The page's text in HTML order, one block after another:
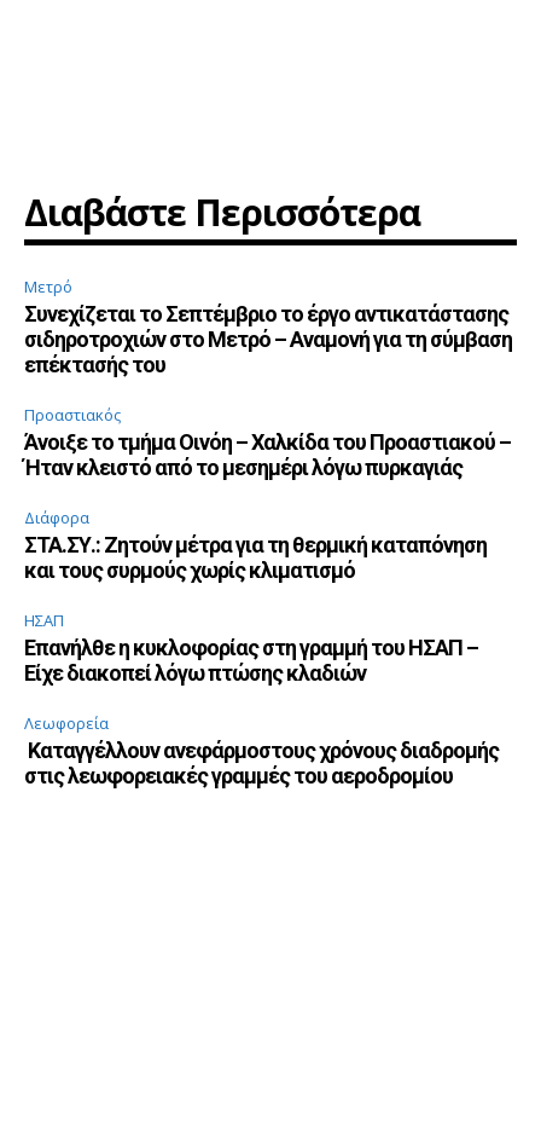
Διαβάστε Περισσότερα
Μετρό
Συνεχίζεται το Σεπτέμβριο το έργο αντικατάστασης
σιδηροτροχιών στο Μετρό – Αναμονή για τη σύμβαση
επέκτασής του
Προαστιακός
Άνοιξε το τμήμα Οινόη – Χαλκίδα του Προαστιακού –
Ήταν κλειστό από το μεσημέρι λόγω πυρκαγιάς
Διάφορα
ΣΤΑ.ΣΥ.: Ζητούν μέτρα για τη θερμική καταπόνηση
και τους συρμούς χωρίς κλιματισμό
ΗΣΑΠ
Επανήλθε η κυκλοφορίας στη γραμμή του ΗΣΑΠ –
Είχε διακοπεί λόγω πτώσης κλαδιών
Λεωφορεία
Καταγγέλλουν ανεφάρμοστους χρόνους διαδρομής
στις λεωφορειακές γραμμές του αεροδρομίου